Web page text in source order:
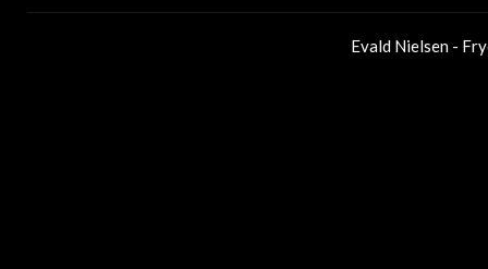
Evald Nielsen -